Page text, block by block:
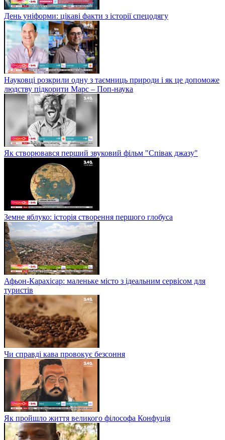
День уніформи: цікаві факти з історії спецодягу
Науковці розкрили одну з таємниць природи і як це допоможе
людству підкорити Марс – Поп-наука
Як створювався перший звуковий фільм "Співак джазу"
Земне яблуко: історія створення першого глобуса
Афьон-Карахісар: маленьке місто з ідеальним сервісом для
туристів
Чи справді кава провокує безсоння
Як пройшло життя великого філософа Конфуція